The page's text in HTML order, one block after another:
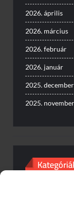
2026. április
2026. március
2026. február
2026. január
2025. december
2025. november